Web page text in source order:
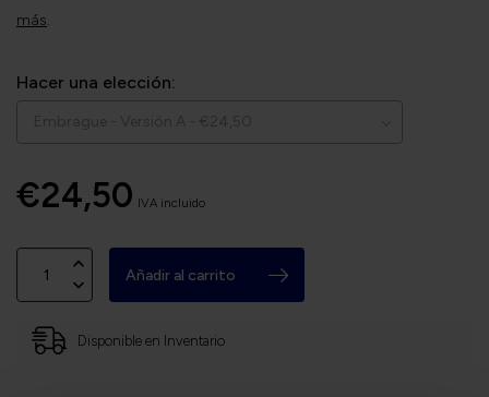
más.
Hacer una elección:
€24,50 IVA incluido
Añadir al carrito
Disponible en Inventario